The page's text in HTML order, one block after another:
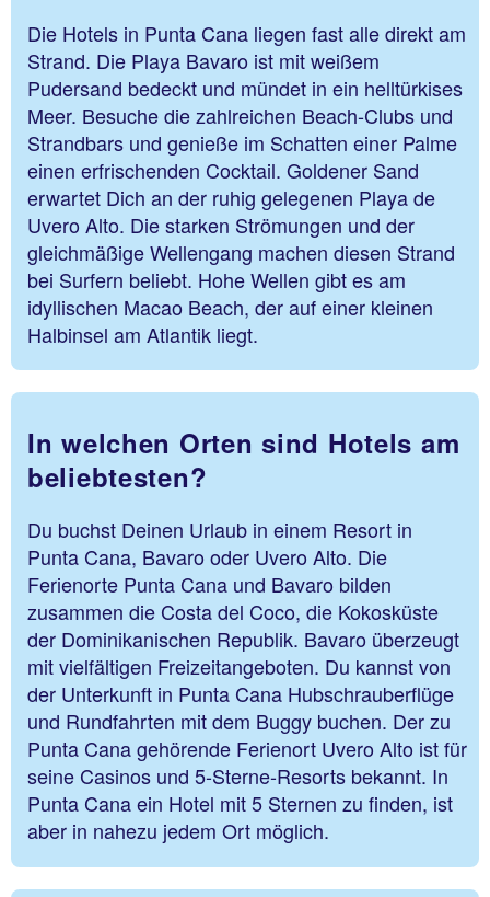
Die Hotels in Punta Cana liegen fast alle direkt am
Strand. Die Playa Bavaro ist mit weißem
Pudersand bedeckt und mündet in ein helltürkises
Meer. Besuche die zahlreichen Beach-Clubs und
Strandbars und genieße im Schatten einer Palme
einen erfrischenden Cocktail. Goldener Sand
erwartet Dich an der ruhig gelegenen Playa de
Uvero Alto. Die starken Strömungen und der
gleichmäßige Wellengang machen diesen Strand
bei Surfern beliebt. Hohe Wellen gibt es am
idyllischen Macao Beach, der auf einer kleinen
Halbinsel am Atlantik liegt.
In welchen Orten sind Hotels am
beliebtesten?
Du buchst Deinen Urlaub in einem Resort in
Punta Cana, Bavaro oder Uvero Alto. Die
Ferienorte Punta Cana und Bavaro bilden
zusammen die Costa del Coco, die Kokosküste
der Dominikanischen Republik. Bavaro überzeugt
mit vielfältigen Freizeitangeboten. Du kannst von
der Unterkunft in Punta Cana Hubschrauberflüge
und Rundfahrten mit dem Buggy buchen. Der zu
Punta Cana gehörende Ferienort Uvero Alto ist für
seine Casinos und 5-Sterne-Resorts bekannt. In
Punta Cana ein Hotel mit 5 Sternen zu finden, ist
aber in nahezu jedem Ort möglich.